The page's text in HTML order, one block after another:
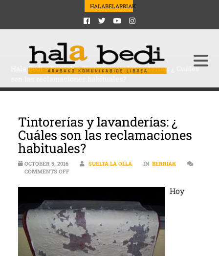
HALABELARRIAK
Hala Bedi>Berriak>Tintorerías y lavanderías: ¿ Cuáles
Tintorerías y lavanderías: ¿
Cuáles son las reclamaciones
habituales?
OCTOBER 5, 2016 SUELTA LA OLLA IN BERRIAK
COMMENTS OFFON TINTORERÍAS Y LAVANDERÍAS: ¿ CUÁLES SON LAS
Hoy